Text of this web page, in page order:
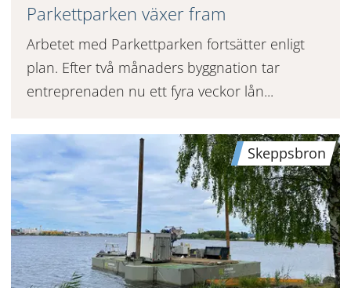
Parkettparken växer fram
Arbetet med Parkettparken fortsätter enligt
plan. Efter två månaders byggnation tar
entreprenaden nu ett fyra veckor lån...
Skeppsbron